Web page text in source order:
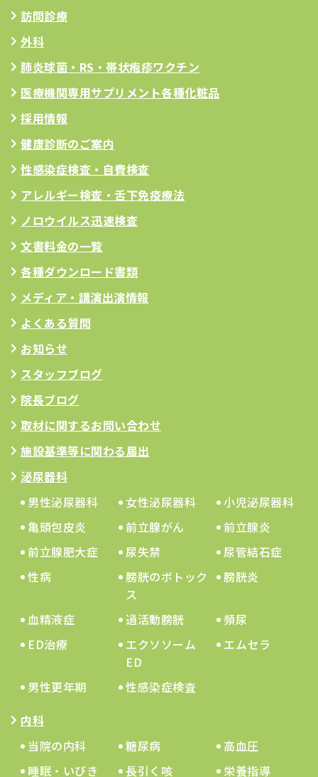
訪問診療
外科
肺炎球菌・RS ・帯状疱疹ワクチン
医療機関専用サプリメント各種化粧品
採用情報
健康診断のご案内
性感染症検査・自費検査
アレルギー検査 ・舌下免疫療法
ノロウイルス迅速検査
文書料金の一覧
各種ダウンロード書類
メディア・講演出演情報
よくある質問
お知らせ
スタッフブログ
院長ブログ
取材に関するお問い合わせ
施設基準等に関わる届出
泌尿器科
男性泌尿器科
女性泌尿器科
小児泌尿器科
亀頭包皮炎
前立腺がん
前立腺炎
前立腺肥大症
尿失禁
尿管結石症
性病
膀胱のボトック
ス
膀胱炎
血精液症 過活動膀胱
頻尿
ED治療
エクソソーム
ED
エムセラ
男性更年期
性感染症検査
内科
当院の内科
糖尿病
高血圧
睡眠・いびき
長引く咳
栄養指導